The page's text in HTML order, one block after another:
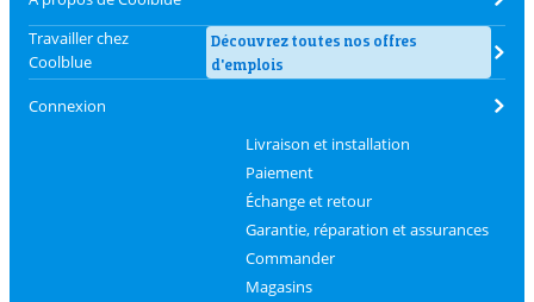
Travailler chez
Coolblue
Découvrez toutes nos offres
d'emplois
Connexion
Livraison et installation
Paiement
Échange et retour
Garantie, réparation et assurances
Commander
Magasins